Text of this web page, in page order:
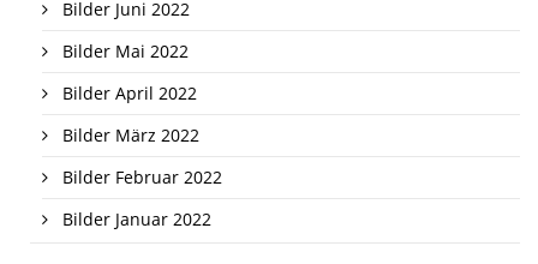
Bilder Juni 2022
Bilder Mai 2022
Bilder April 2022
Bilder März 2022
Bilder Februar 2022
Bilder Januar 2022